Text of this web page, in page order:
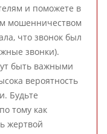
и поможете в
мошенничеством
что звонок был
звонки).
быть важными
вероятность
Будьте
тому как
жертвой